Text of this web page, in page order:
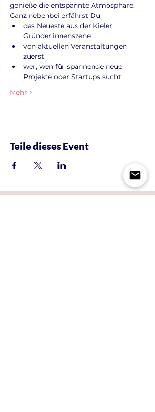
genieße die entspannte Atmosphäre.
Ganz nebenbei erfährst Du
das Neueste aus der Kieler
Gründer:innenszene
von aktuellen Veranstaltungen
zuerst
wer, wen für spannende neue
Projekte oder Startups sucht
Mehr >
Teile dieses Event